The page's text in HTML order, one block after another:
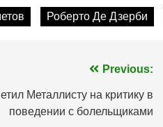
Роберто Де Дзерби
Previous:
Металлисту на критику в
поведении с болельщиками